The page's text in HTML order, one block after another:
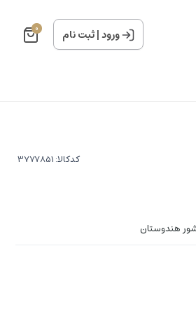
ورود|ثبت نام 0
کدکالا: